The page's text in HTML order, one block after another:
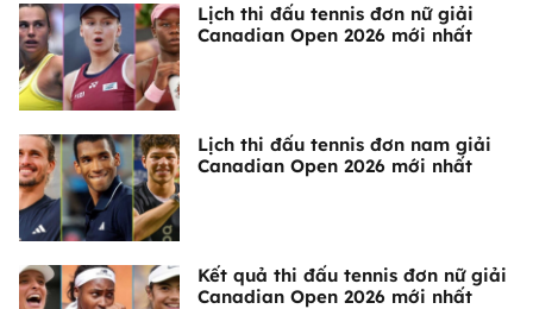
Lịch thi đấu tennis đơn nữ giải
Canadian Open 2026 mới nhất
Lịch thi đấu tennis đơn nam giải
Canadian Open 2026 mới nhất
Kết quả thi đấu tennis đơn nữ giải
Canadian Open 2026 mới nhất